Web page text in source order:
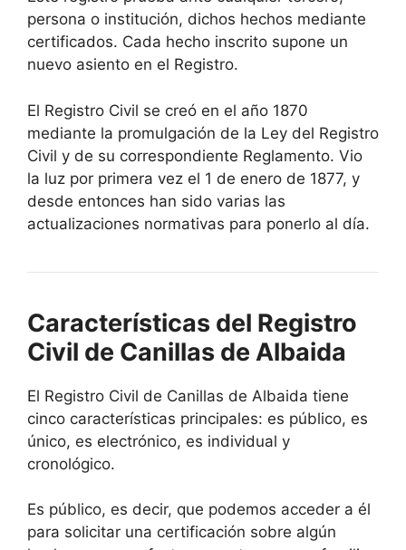
persona o institución, dichos hechos mediante
certificados. Cada hecho inscrito supone un
nuevo asiento en el Registro.
El Registro Civil se creó en el año 1870
mediante la promulgación de la Ley del Registro
Civil y de su correspondiente Reglamento. Vio
la luz por primera vez el 1 de enero de 1877, y
desde entonces han sido varias las
actualizaciones normativas para ponerlo al día.
Características del Registro
Civil de Canillas de Albaida
El Registro Civil de Canillas de Albaida tiene
cinco características principales: es público, es
único, es electrónico, es individual y
cronológico.
Es público, es decir, que podemos acceder a él
para solicitar una certificación sobre algún